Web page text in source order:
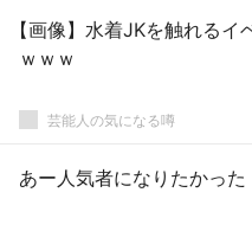
【画像】水着JKを触れるイ
ｗｗｗ
芸能人の気になる噂
あー人気者になりたかった